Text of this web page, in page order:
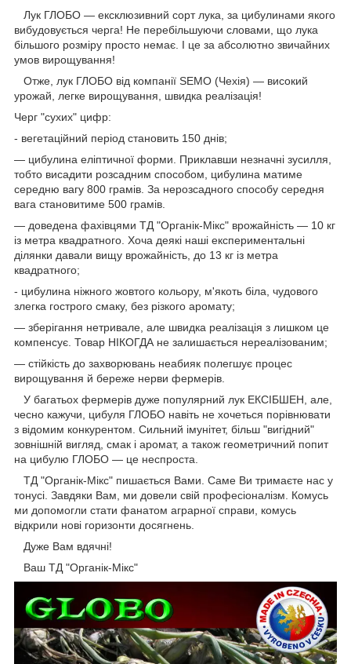
Лук ГЛОБО — ексклюзивний сорт лука, за цибулинами якого
вибудовується черга! Не перебільшуючи словами, що лука
більшого розміру просто немає. І це за абсолютно звичайних
умов вирощування!
Отже, лук ГЛОБО від компанії SEMO (Чехія) — високий
урожай, легке вирощування, швидка реалізація!
Черг "сухих" цифр:
- вегетаційний період становить 150 днів;
— цибулина еліптичної форми. Приклавши незначні зусилля,
тобто висадити розсадним способом, цибулина матиме
середню вагу 800 грамів. За нерозсадного способу середня
вага становитиме 500 грамів.
— доведена фахівцями ТД "Органік-Мікс" врожайність — 10 кг
із метра квадратного. Хоча деякі наші експериментальні
ділянки давали вищу врожайність, до 13 кг із метра
квадратного;
- цибулина ніжного жовтого кольору, м'якоть біла, чудового
злегка гострого смаку, без різкого аромату;
— зберігання нетривале, але швидка реалізація з лишком це
компенсує. Товар НІКОГДА не залишається нереалізованим;
— стійкість до захворювань неабияк полегшує процес
вирощування й береже нерви фермерів.
У багатьох фермерів дуже популярний лук ЕКСІБШЕН, але,
чесно кажучи, цибуля ГЛОБО навіть не хочеться порівнювати
з відомим конкурентом. Сильний імунітет, більш "вигідний"
зовнішній вигляд, смак і аромат, а також геометричний попит
на цибулю ГЛОБО — це неспроста.
ТД "Органік-Мікс" пишається Вами. Саме Ви тримаєте нас у
тонусі. Завдяки Вам, ми довели свій професіоналізм. Комусь
ми допомогли стати фанатом аграрної справи, комусь
відкрили нові горизонти досягнень.
Дуже Вам вдячні!
Ваш ТД "Органік-Мікс"